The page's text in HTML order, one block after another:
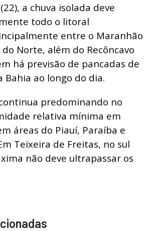
a chuva isolada deve
todo o litoral
entre o Maranhão
do Norte, além do Recôncavo
há previsão de pancadas de
Bahia ao longo do dia.
predominando no
relativa mínima em
áreas do Piauí, Paraíba e
Teixeira de Freitas, no sul
não deve ultrapassar os